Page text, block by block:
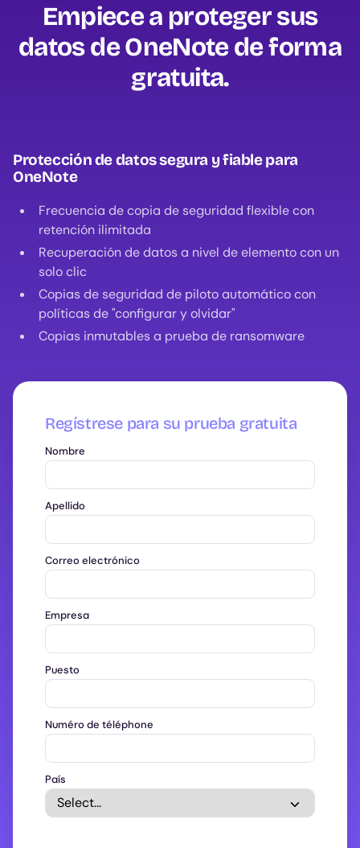
Empiece a proteger sus
datos de OneNote de forma
gratuita‍.
Protección de datos segura y fiable para
OneNote
Frecuencia de copia de seguridad flexible con
retención ilimitada
Recuperación de datos a nivel de elemento con un
solo clic
Copias de seguridad de piloto automático con
políticas de "configurar y olvidar"
Copias inmutables a prueba de ransomware
Regístrese para su prueba gratuita
Nombre
Apellido
Correo electrónico
Empresa
Puesto
Numéro de téléphone
País